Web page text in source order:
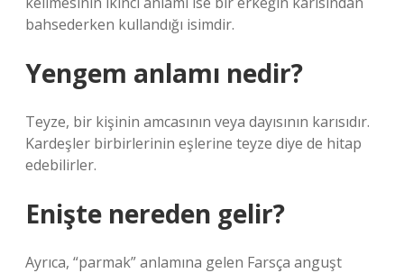
bahsederken kullandığı isimdir.
Yengem anlamı nedir?
Teyze, bir kişinin amcasının veya dayısının karısıdır.
Kardeşler birbirlerinin eşlerine teyze diye de hitap
edebilirler.
Enişte nereden gelir?
Ayrıca, “parmak” anlamına gelen Farsça anguşt